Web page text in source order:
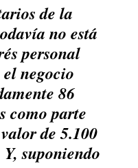
de la
no está
personal
negocio
86
como parte
de 5.100
suponiendo